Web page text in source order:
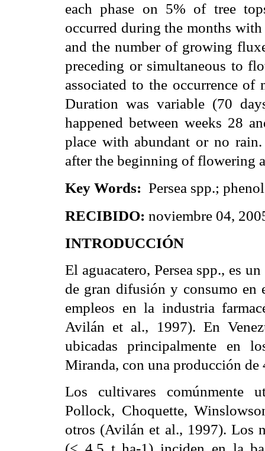
each phase on 5% of tree
occurred during the months
and the number of growing
preceding or simultaneous to
associated to the occurrence
Duration was variable (70
happened between weeks 28
place with abundant or no
after the beginning of flowering
Key Words: Persea spp.;
RECIBIDO: noviembre 04,
INTRODUCCIÓN
El aguacatero, Persea spp., es
de gran difusión y consumo
empleos en la industria
Avilán et al., 1997). En
ubicadas principalmente en
Miranda, con una producción
Los cultivares comúnmente
Pollock, Choquette,
otros (Avilán et al., 1997). Los